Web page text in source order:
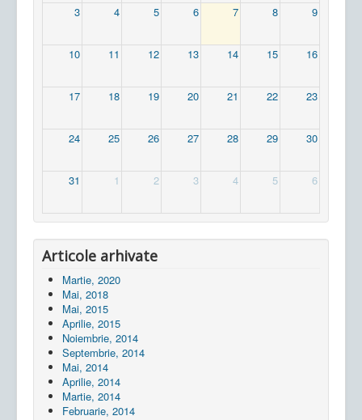
3 4 5 6 7 8 9
10 11 12 13 14 15 16
17 18 19 20 21 22 23
24 25 26 27 28 29 30
31 1 2 3 4 5 6
Articole arhivate
Martie, 2020
Mai, 2018
Mai, 2015
Aprilie, 2015
Noiembrie, 2014
Septembrie, 2014
Mai, 2014
Aprilie, 2014
Martie, 2014
Februarie, 2014